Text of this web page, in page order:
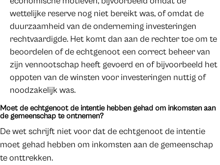
wettelijke reserve nog niet bereikt was, of omdat de
duurzaamheid van de onderneming investeringen
rechtvaardigde. Het komt dan aan de rechter toe om te
beoordelen of de echtgenoot een correct beheer van
zijn vennootschap heeft gevoerd en of bijvoorbeeld het
oppoten van de winsten voor investeringen nuttig of
noodzakelijk was.
Moet de echtgenoot de intentie hebben gehad om inkomsten aan
de gemeenschap te ontnemen?
De wet schrijft niet voor dat de echtgenoot de intentie
moet gehad hebben om inkomsten aan de gemeenschap
te onttrekken.